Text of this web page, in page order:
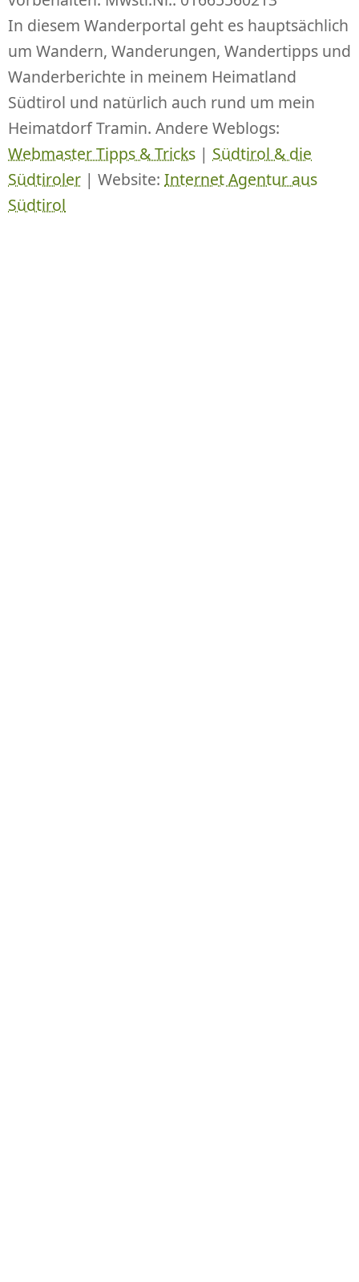
In diesem Wanderportal geht es hauptsächlich
um Wandern, Wanderungen, Wandertipps und
Wanderberichte in meinem Heimatland
Südtirol und natürlich auch rund um mein
Heimatdorf Tramin. Andere Weblogs:
Webmaster Tipps & Tricks | Südtirol & die
Südtiroler | Website: Internet Agentur aus
Südtirol